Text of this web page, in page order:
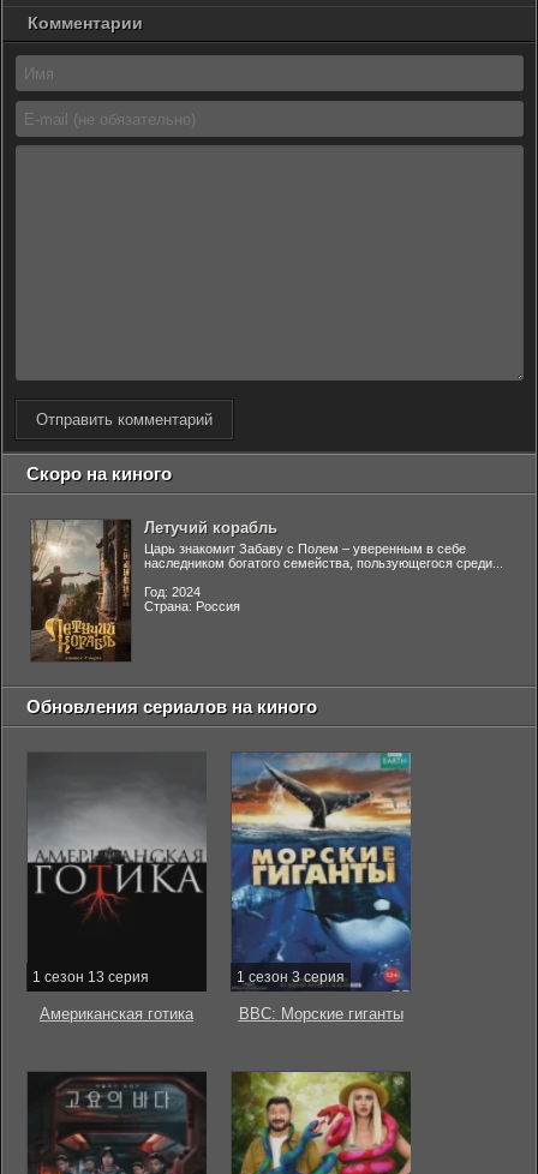
Комментарии
Отправить комментарий
Скоро на киного
Летучий корабль
Царь знакомит Забаву с Полем – уверенным в себе
наследником богатого семейства, пользующегося среди...
Год: 2024
Страна: Россия
Обновления сериалов на киного
1 сезон 13 серия
Американская готика
1 сезон 3 серия
BBC: Морские гиганты